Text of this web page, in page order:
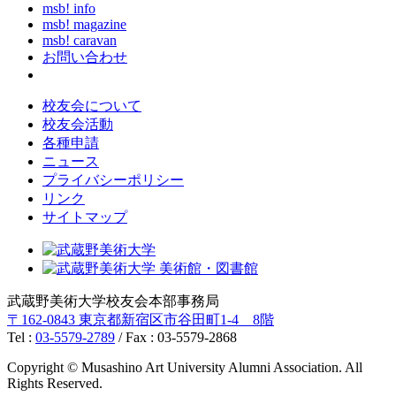
msb! info
msb! magazine
msb! caravan
お問い合わせ
校友会について
校友会活動
各種申請
ニュース
プライバシーポリシー
リンク
サイトマップ
武蔵野美術大学校友会本部事務局
〒162-0843 東京都新宿区市谷田町1-4 8階
Tel : 03-5579-2789 / Fax : 03-5579-2868
Copyright © Musashino Art University Alumni Association. All
Rights Reserved.